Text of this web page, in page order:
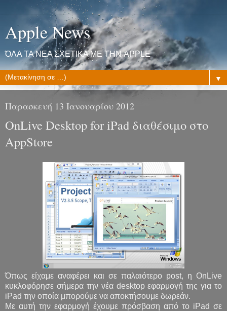
Apple News
ΌΛΑ ΤΑ ΝΕΑ ΣΧΕΤΙΚΑ ΜΕ ΤΗΝ APPLE
▼
Παρασκευή 13 Ιανουαρίου 2012
OnLive Desktop for iPad διαθέσιμο στο
AppStore
Όπως είχαμε αναφέρει και σε παλαιότερο post, η OnLive
κυκλοφόρησε σήμερα την νέα desktop εφαρμογή της για το
iPad την οποία μπορούμε να αποκτήσουμε δωρεάν.
Με αυτή την εφαρμογή έχουμε πρόσβαση από το iPad σε